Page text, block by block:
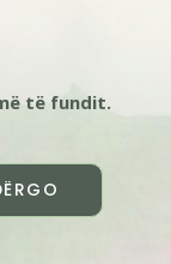
të fundit.